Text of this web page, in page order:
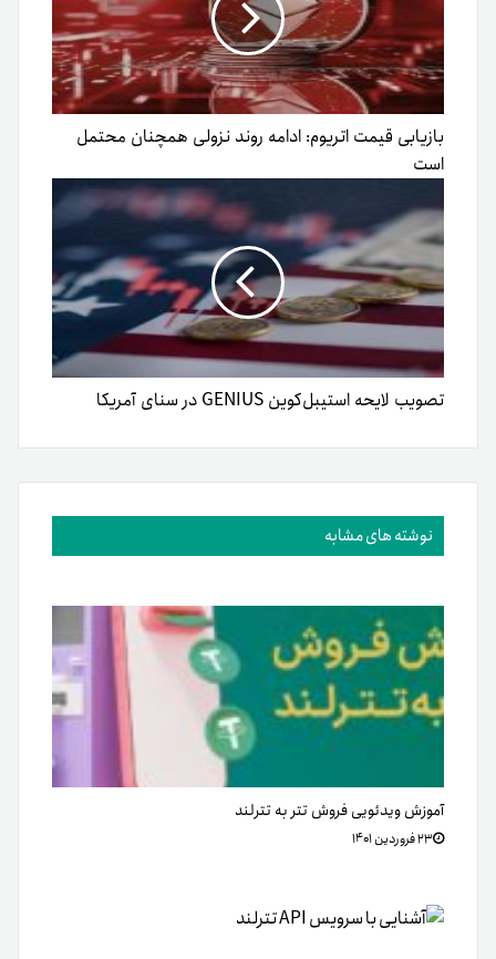
بازیابی قیمت اتریوم: ادامه روند نزولی همچنان محتمل
است
تصویب لایحه استیبل‌کوین GENIUS در سنای آمریکا
نوشته های مشابه
آموزش ویدئویی فروش تتر به تترلند
۲۳ فروردین ۱۴۰۱